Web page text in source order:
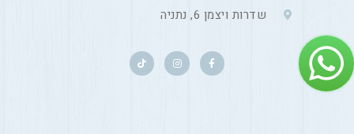
שדרות ויצמן 6, נתניה